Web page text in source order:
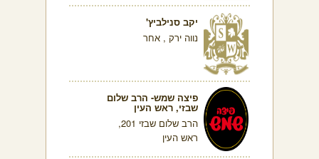
יקב סנילביץ'
נווה ירק , אחר
פיצה שמש- הרב שלום
שבזי, ראש העין
הרב שלום שבזי 201,
ראש העין